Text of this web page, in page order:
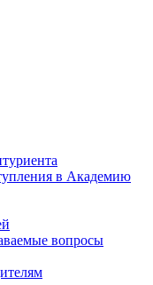
в Академию
вопросы